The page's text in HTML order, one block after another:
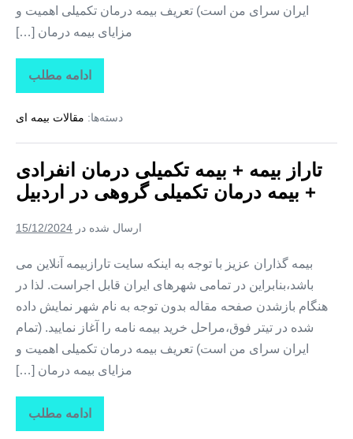
ایران سرای من است) تعریف بیمه درمان تکمیلی اهمیت و
مزایای بیمه درمان […]
ادامه مطلب
تاراز
بیمه
بیمه
درمان
+
بیمه
درمان
تکمیلی
در
دسته‌ها: مقالات بیمه ای
تاراز بیمه + بیمه تکمیلی درمان انفرادی
+ بیمه درمان تکمیلی گروهی در اردبیل
ارسال شده در 15/12/2024
بیمه گذاران عزیز با توجه به اینکه سایت تارازبیمه آنلاین می
باشد،بنابراین در تمامی شهرهای ایران قابل اجراست. لذا در
هنگام بازشدن صفحه مقاله بدون توجه به نام شهر نمایش داده
شده در تیتر فوق،مراحل خرید بیمه نامه را آغاز نمایید. (تمام
ایران سرای من است) تعریف بیمه درمان تکمیلی اهمیت و
مزایای بیمه درمان […]
ادامه مطلب
تاراز
بیمه